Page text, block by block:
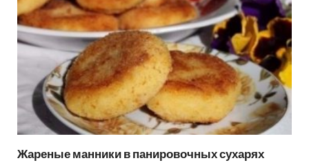
Жареные манники в панировочных сухарях